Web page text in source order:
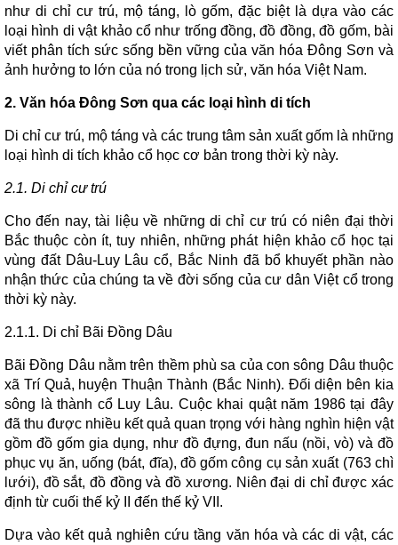
như di chỉ cư trú, mộ táng, lò gốm, đặc biệt là dựa vào các
loại hình di vật khảo cổ như trống đồng, đồ đồng, đồ gốm, bài
viết phân tích sức sống bền vững của văn hóa Đông Sơn và
ảnh hưởng to lớn của nó trong lịch sử, văn hóa Việt Nam.
2. Văn hóa Đông Sơn qua các loại hình di tích
Di chỉ cư trú, mộ táng và các trung tâm sản xuất gốm là những
loại hình di tích khảo cổ học cơ bản trong thời kỳ này.
2.1. Di chỉ cư trú
Cho đến nay, tài liệu về những di chỉ cư trú có niên đại thời
Bắc thuộc còn ít, tuy nhiên, những phát hiện khảo cổ học tại
vùng đất Dâu-Luy Lâu cổ, Bắc Ninh đã bổ khuyết phần nào
nhận thức của chúng ta về đời sống của cư dân Việt cổ trong
thời kỳ này.
2.1.1. Di chỉ Bãi Đồng Dâu
Bãi Đồng Dâu nằm trên thềm phù sa của con sông Dâu thuộc
xã Trí Quả, huyện Thuận Thành (Bắc Ninh). Đối diện bên kia
sông là thành cổ Luy Lâu. Cuộc khai quật năm 1986 tại đây
đã thu được nhiều kết quả quan trọng với hàng nghìn hiện vật
gồm đồ gốm gia dụng, như đồ đựng, đun nấu (nồi, vò) và đồ
phục vụ ăn, uống (bát, đĩa), đồ gốm công cụ sản xuất (763 chì
lưới), đồ sắt, đồ đồng và đồ xương. Niên đại di chỉ được xác
định từ cuối thế kỷ II đến thế kỷ VII.
Dựa vào kết quả nghiên cứu tầng văn hóa và các di vật, các